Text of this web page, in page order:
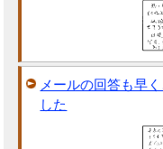
メールの回答も早
した